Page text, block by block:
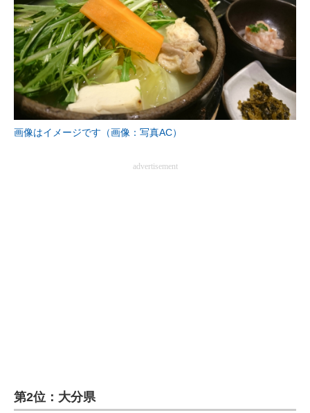
画像はイメージです（画像：写真AC）
advertisement
第2位：大分県